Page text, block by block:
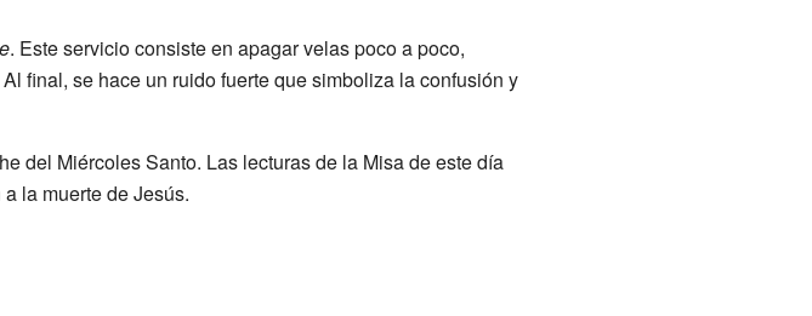
. Este servicio consiste en apagar velas poco a poco,
final, se hace un ruido fuerte que simboliza la confusión y
del Miércoles Santo. Las lecturas de la Misa de este día
la muerte de Jesús.